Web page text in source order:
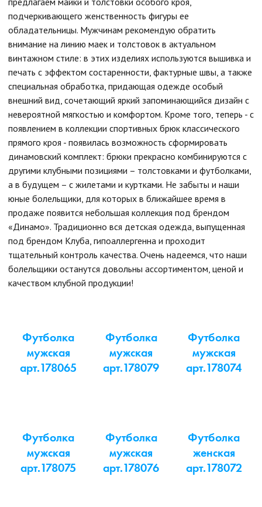
подчеркивающего женственность фигуры ее
обладательницы. Мужчинам рекомендую обратить
внимание на линию маек и толстовок в актуальном
винтажном стиле: в этих изделиях используются вышивка и
печать с эффектом состаренности, фактурные швы, а также
специальная обработка, придающая одежде особый
внешний вид, сочетающий яркий запоминающийся дизайн с
невероятной мягкостью и комфортом. Кроме того, теперь - с
появлением в коллекции спортивных брюк классического
прямого кроя - появилась возможность сформировать
динамовский комплект: брюки прекрасно комбинируются с
другими клубными позициями – толстовками и футболками,
а в будущем – с жилетами и куртками. Не забыты и наши
юные болельщики, для которых в ближайшее время в
продаже появится небольшая коллекция под брендом
«Динамо». Традиционно вся детская одежда, выпущенная
под брендом Клуба, гипоаллергенна и проходит
тщательный контроль качества. Очень надеемся, что наши
болельщики останутся довольны ассортиментом, ценой и
качеством клубной продукции!
Футболка
мужская
арт.178065
Футболка
мужская
арт.178079
Футболка
мужская
арт.178074
Футболка
мужская
арт.178075
Футболка
мужская
арт.178076
Футболка
женская
арт.178072